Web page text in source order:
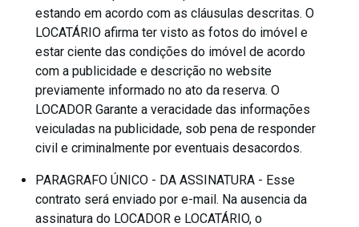
estando em acordo com as cláusulas descritas. O
LOCATÁRIO afirma ter visto as fotos do imóvel e
estar ciente das condições do imóvel de acordo
com a publicidade e descrição no website
previamente informado no ato da reserva. O
LOCADOR Garante a veracidade das informações
veiculadas na publicidade, sob pena de responder
civil e criminalmente por eventuais desacordos.
PARAGRAFO ÚNICO - DA ASSINATURA - Esse
contrato será enviado por e-mail. Na ausencia da
assinatura do LOCADOR e LOCATÁRIO, o